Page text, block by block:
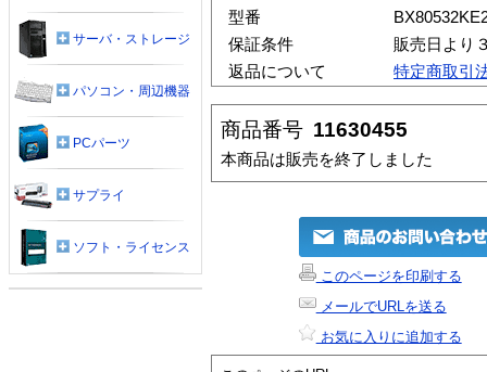
型番
保証条件
販売日より
返品について
特定商取引
商品番号 11630455
本商品は販売を終了しました
このページを印刷する
メールでURLを送る
お気に入りに追加する
サーバ・ストレージ
パソコン・周辺機器
PCパーツ
サプライ
ソフト・ライセンス